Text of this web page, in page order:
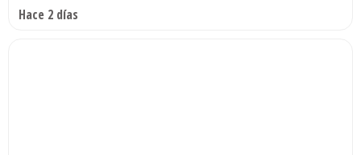
Hace 2 días